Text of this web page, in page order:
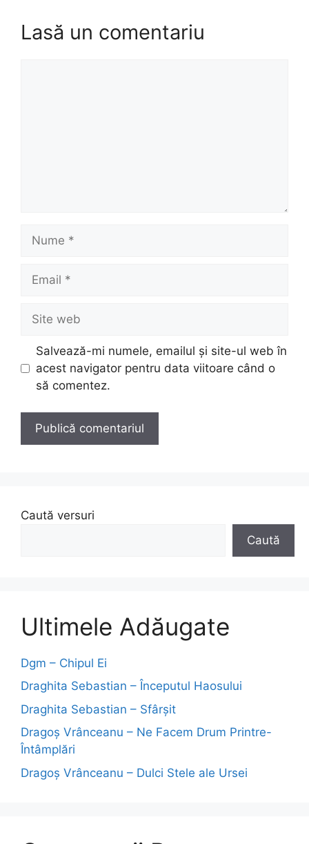
Lasă un comentariu
Nume
Email
Site
web
Salvează-mi numele, emailul și site-ul web în
acest navigator pentru data viitoare când o
să comentez.
Caută versuri
Caută
Ultimele Adăugate
Dgm – Chipul Ei
Draghita Sebastian – Începutul Haosului
Draghita Sebastian – Sfârșit
Dragoş Vrânceanu – Ne Facem Drum Printre-
Întâmplări
Dragoş Vrânceanu – Dulci Stele ale Ursei